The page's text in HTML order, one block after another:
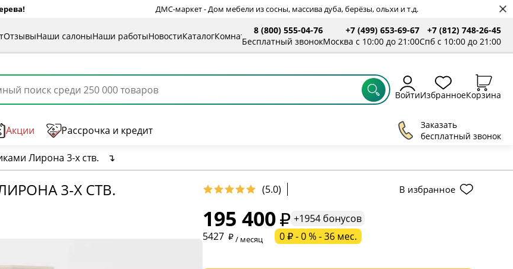
ДМС-маркет - Дом мебели из сосны, массива дуба, берёзы, ольхи и т.д.
ОтзывыНаши салоныНаши работыНовостиКаталогКомнаты
8 (800) 555-04-76
Бесплатный звонок
+7 (499) 653-69-67
Москва с 10:00 до 21:00
+7 (812) 748-26-45
Спб с 10:00 до 21:00
ВойтиИзбранноеКорзина
Акции Рассрочка и кредит
Заказать
бесплатный звонок
Лирона 3-х ств. ↴
3-Х СТВ. (5.0) В избранное
195 400
+1954 бонусов
5427
/ месяц 0 ₽ - 0 % - 36 мес.
* обязательное поле